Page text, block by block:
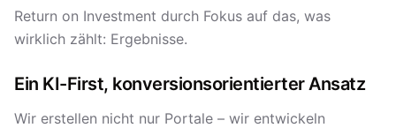
Return on Investment durch Fokus auf das, was
wirklich zählt: Ergebnisse.
Ein KI-First, konversionsorientierter Ansatz
Wir erstellen nicht nur Portale – wir entwickeln